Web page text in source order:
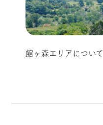
館ヶ森エリアについて